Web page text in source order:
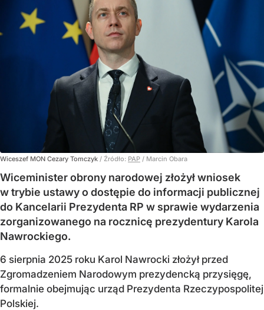
Wiceszef MON Cezary Tomczyk / Źródło: PAP / Marcin Obara
Wiceminister obrony narodowej złożył wniosek
w trybie ustawy o dostępie do informacji publicznej
do Kancelarii Prezydenta RP w sprawie wydarzenia
zorganizowanego na rocznicę prezydentury Karola
Nawrockiego.
6 sierpnia 2025 roku Karol Nawrocki złożył przed
Zgromadzeniem Narodowym prezydencką przysięgę,
formalnie obejmując urząd Prezydenta Rzeczypospolitej
Polskiej.